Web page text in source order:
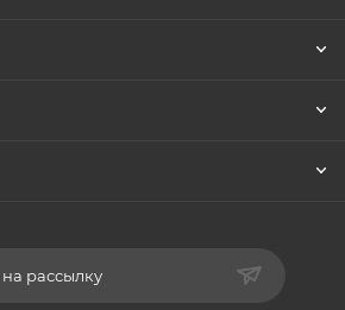
рассылку